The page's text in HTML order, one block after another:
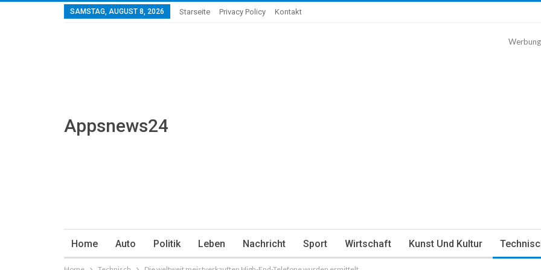
SAMSTAG, AUGUST 8, 2026 Starseite Privacy Policy Kontakt
Appsnews24
Werbung
Home Auto Politik Leben Nachricht Sport Wirtschaft Kunst Und Kultur